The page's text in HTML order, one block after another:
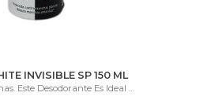
INVISIBLE SP 150 ML
Este Desodorante Es Ideal ...